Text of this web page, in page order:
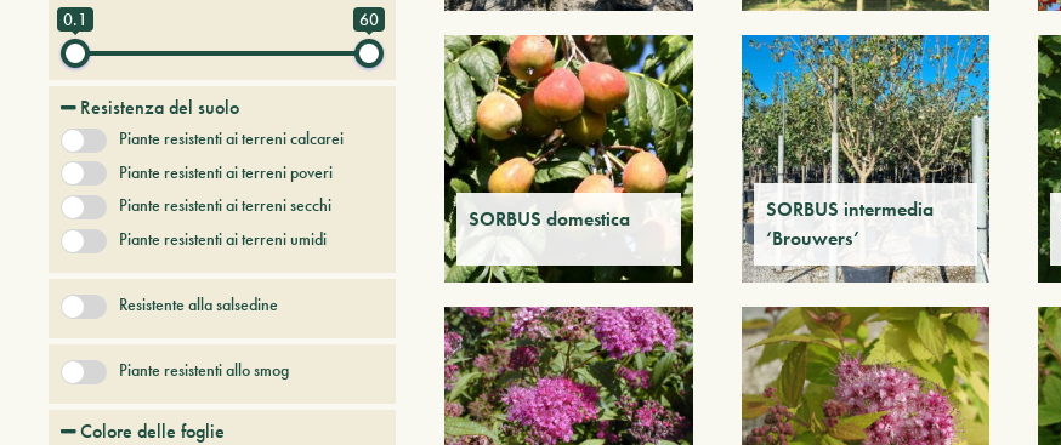
SORBUS domestica
SORBUS intermedia
‘Brouwers’
0.1
60
Resistenza del suolo
Piante resistenti ai terreni calcarei
Piante resistenti ai terreni poveri
Piante resistenti ai terreni secchi
Piante resistenti ai terreni umidi
Resistente alla salsedine
Piante resistenti allo smog
Colore delle foglie